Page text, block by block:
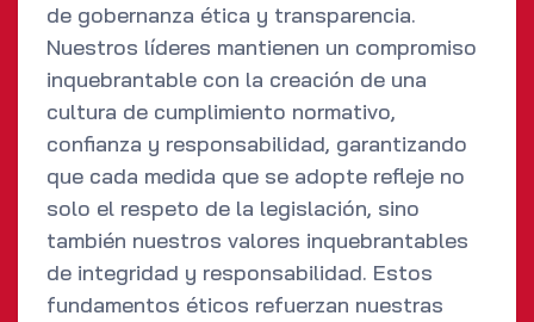
de gobernanza ética y transparencia.
Nuestros líderes mantienen un compromiso
inquebrantable con la creación de una
cultura de cumplimiento normativo,
confianza y responsabilidad, garantizando
que cada medida que se adopte refleje no
solo el respeto de la legislación, sino
también nuestros valores inquebrantables
de integridad y responsabilidad. Estos
fundamentos éticos refuerzan nuestras